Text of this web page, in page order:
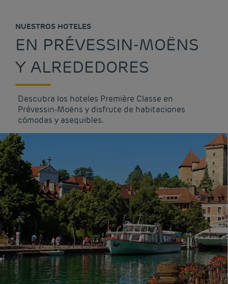
NUESTROS HOTELES
EN PRÉVESSIN-MOËNS
Y ALREDEDORES
Descubra los hoteles Première Classe en
Prévessin-Moëns y disfrute de habitaciones
cómodas y asequibles.